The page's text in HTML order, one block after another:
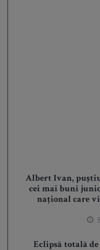
Albert Ivan,
cei mai buni
național care
Eclipsă totală de